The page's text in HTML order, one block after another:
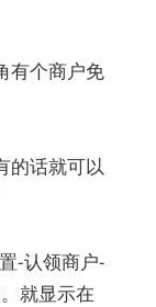
有个商户免
的话就可以
-认领商户-
就显示在